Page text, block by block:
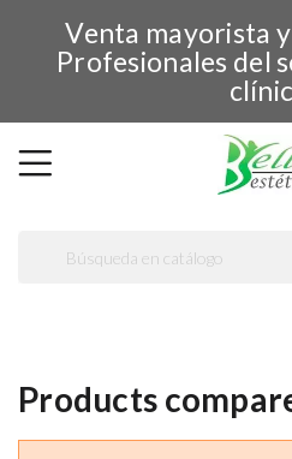
Venta mayorista
Profesionales del
Products